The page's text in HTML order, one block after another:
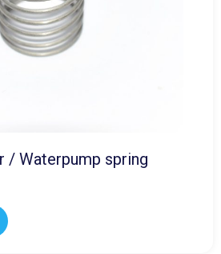
/ Waterpump spring